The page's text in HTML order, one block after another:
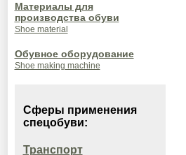
Материалы для
производства обуви
Shoe material
Обувное оборудование
Shoe making machine
Сферы применения
спецобуви:
Транспорт